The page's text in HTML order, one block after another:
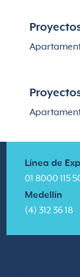
Línea de
01 8000 115
Medellín
(4) 312 36 18